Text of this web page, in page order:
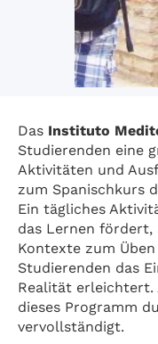
Das Instituto
Studierenden eine
Aktivitäten und
zum Spanischkurs
Ein tägliches
das Lernen fördert,
Kontexte zum
Studierenden das
Realität erleichtert.
dieses Programm
vervollständigt.